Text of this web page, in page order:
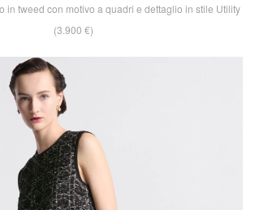
in tweed con motivo a quadri e dettaglio in stile Utility
(3.900 €)